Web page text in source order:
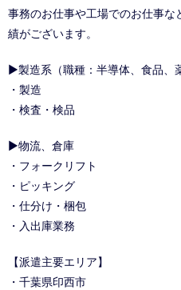
事務のお仕事や工場でのお仕事
績がございます。
▶製造系（職種：半導体、食品、
・製造
・検査・検品
▶物流、倉庫
・フォークリフト
・ピッキング
・仕分け・梱包
・入出庫業務
【派遣主要エリア】
・千葉県印西市